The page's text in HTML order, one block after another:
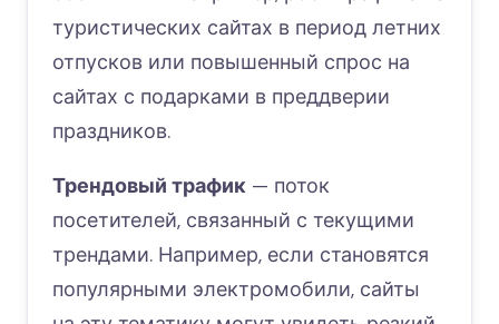
туристических сайтах в период летних
отпусков или повышенный спрос на
сайтах с подарками в преддверии
праздников.
Трендовый трафик — поток
посетителей, связанный с текущими
трендами. Например, если становятся
популярными электромобили, сайты